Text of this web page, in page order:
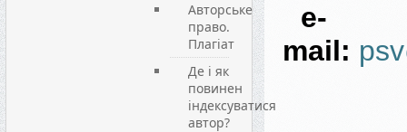
Авторське
право.
Плагіат
Де і як
повинен
індексуватися
автор?
e-
mail: